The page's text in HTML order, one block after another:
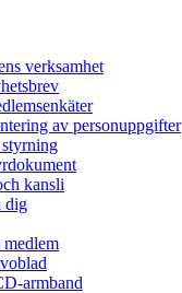
verksamhet
av personuppgifter
kansli
dig
armband